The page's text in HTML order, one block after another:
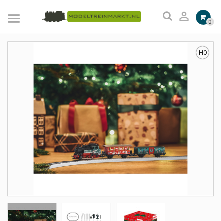
 0
H0